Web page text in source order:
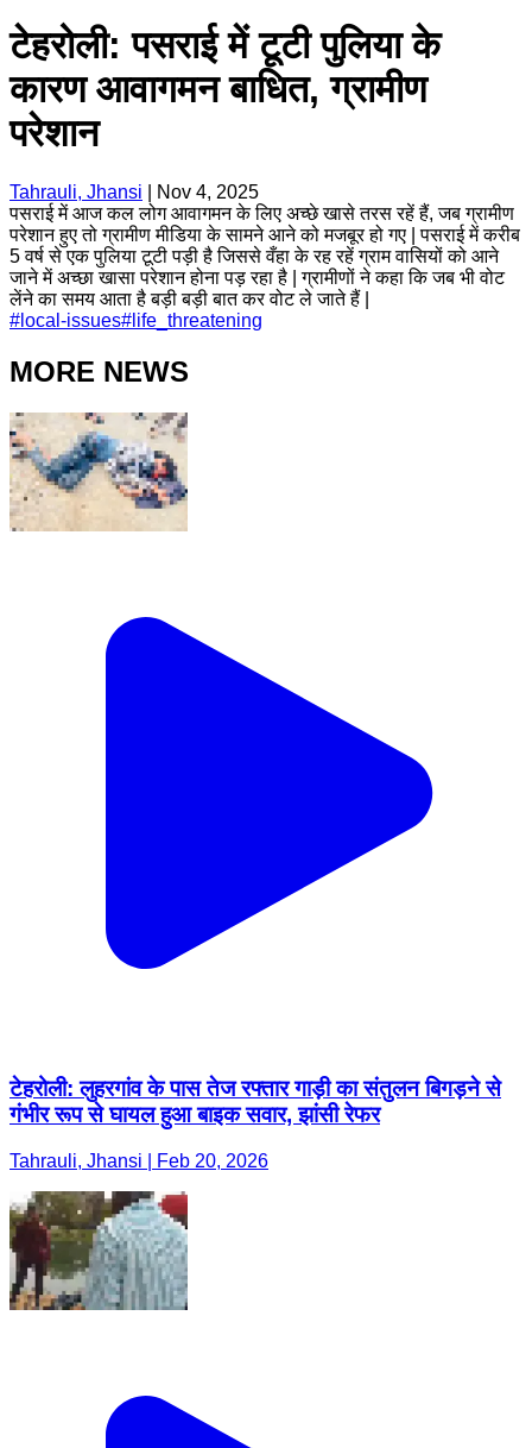
टेहरोली: पसराई में टूटी पुलिया के
कारण आवागमन बाधित, ग्रामीण
परेशान
Tahrauli, Jhansi
Nov 4, 2025
पसराई में आज कल लोग आवागमन के लिए अच्छे खासे तरस रहें हैं, जब ग्रामीण
परेशान हुए तो ग्रामीण मीडिया के सामने आने को मजबूर हो गए | पसराई में करीब
5 वर्ष से एक पुलिया टूटी पड़ी है जिससे वँहा के रह रहें ग्राम वासियों को आने
जाने में अच्छा खासा परेशान होना पड़ रहा है | ग्रामीणों ने कहा कि जब भी वोट
लेंने का समय आता है बड़ी बड़ी बात कर वोट ले जाते हैं |
# local-issues# life_threatening
MORE NEWS
टेहरोली: लुहरगांव के पास तेज रफ्तार गाड़ी का संतुलन बिगड़ने से
गंभीर रूप से घायल हुआ बाइक सवार, झांसी रेफर
Tahrauli, Jhansi | Feb 20, 2026